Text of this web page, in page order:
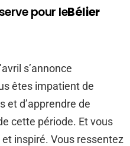
pour leBélier
s’annonce
êtes impatient de
et d’apprendre de
cette période. Et vous
inspiré. Vous ressentez